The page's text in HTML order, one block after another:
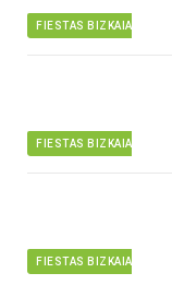
FIESTAS BIZKAIA
FIESTAS BIZKAIA
FIESTAS BIZKAIA